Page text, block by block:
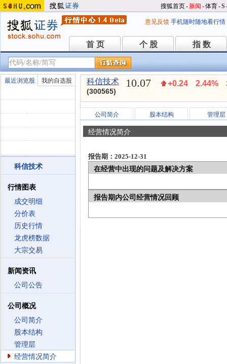
搜狐首页-新闻 -体育-S
意见反馈 手机随时随地看行情
首 页
首 页 个 股
个 股 指 数
指 数
最近浏览股 我的自选股
科信技术
行情图表
成交明细
分价表
历史行情
龙虎榜数据
大宗交易
新闻资讯
公司公告
公司概况
公司简介
股本结构
管理层
经营情况简介
科信技术
(300565)
10.07 +0.24 2.44%
公司简介 股本结构 管理层
经营情况简介
报告期：2025-12-31
在经营中出现的问题及解决方案
报告期内公司经营情况回顾